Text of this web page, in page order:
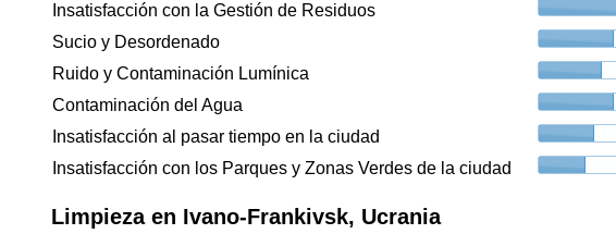
Insatisfacción con la Gestión de Residuos
Sucio y Desordenado
Ruido y Contaminación Lumínica
Contaminación del Agua
Insatisfacción al pasar tiempo en la ciudad
Insatisfacción con los Parques y Zonas Verdes de la ciudad
Limpieza en Ivano-Frankivsk, Ucrania